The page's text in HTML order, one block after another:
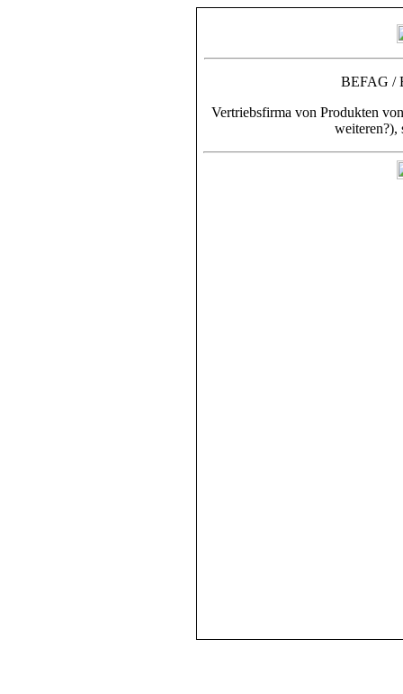
BEFAG /
Vertriebsfirma von Produkten
weiteren?),